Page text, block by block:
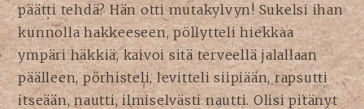
päätti tehdä? Hän otti mutakylvyn! Sukelsi ihan
kunnolla hakkeeseen, pöllytteli hiekkaa
ympäri häkkiä, kaivoi sitä terveellä jalallaan
päälleen, pörhisteli, levitteli siipiään, rapsutti
itseään, nautti, ilmiselvästi nautti. Olisi pitänyt